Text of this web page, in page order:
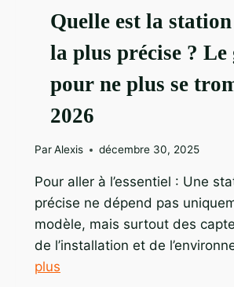
Quelle est la
la plus précise ? Le
pour ne plus se
2026
ParAlexis décembre 30, 2025
Pour aller à l’essentiel : Une
précise ne dépend pas
modèle, mais surtout des
de l’installation et de
plus